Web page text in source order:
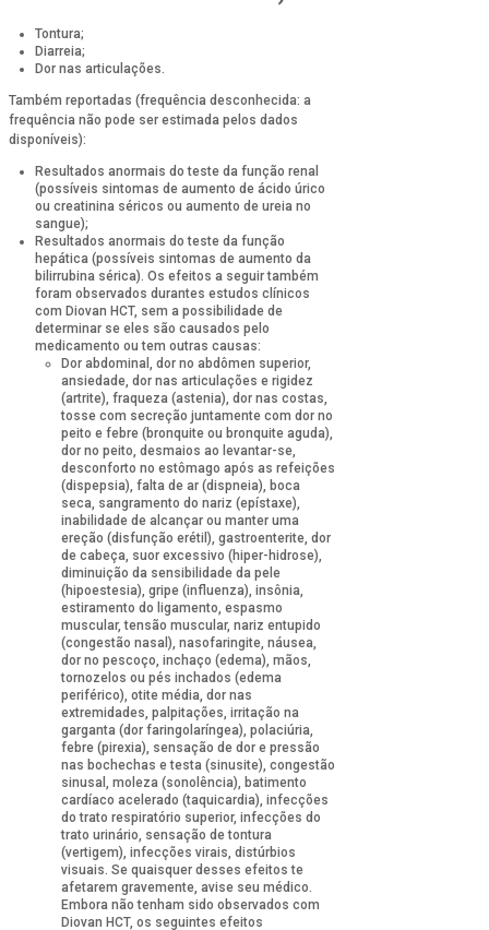
Tontura;
Diarreia;
Dor nas articulações.
Também reportadas (frequência desconhecida: a
frequência não pode ser estimada pelos dados
disponíveis):
Resultados anormais do teste da função renal
(possíveis sintomas de aumento de ácido úrico
ou creatinina séricos ou aumento de ureia no
sangue);
Resultados anormais do teste da função
hepática (possíveis sintomas de aumento da
bilirrubina sérica). Os efeitos a seguir também
foram observados durantes estudos clínicos
com Diovan HCT, sem a possibilidade de
determinar se eles são causados pelo
medicamento ou tem outras causas:
Dor abdominal, dor no abdômen superior,
ansiedade, dor nas articulações e rigidez
(artrite), fraqueza (astenia), dor nas costas,
tosse com secreção juntamente com dor no
peito e febre (bronquite ou bronquite aguda),
dor no peito, desmaios ao levantar-se,
desconforto no estômago após as refeições
(dispepsia), falta de ar (dispneia), boca
seca, sangramento do nariz (epístaxe),
inabilidade de alcançar ou manter uma
ereção (disfunção erétil), gastroenterite, dor
de cabeça, suor excessivo (hiper-hidrose),
diminuição da sensibilidade da pele
(hipoestesia), gripe (influenza), insônia,
estiramento do ligamento, espasmo
muscular, tensão muscular, nariz entupido
(congestão nasal), nasofaringite, náusea,
dor no pescoço, inchaço (edema), mãos,
tornozelos ou pés inchados (edema
periférico), otite média, dor nas
extremidades, palpitações, irritação na
garganta (dor faringolaríngea), polaciúria,
febre (pirexia), sensação de dor e pressão
nas bochechas e testa (sinusite), congestão
sinusal, moleza (sonolência), batimento
cardíaco acelerado (taquicardia), infecções
do trato respiratório superior, infecções do
trato urinário, sensação de tontura
(vertigem), infecções virais, distúrbios
visuais. Se quaisquer desses efeitos te
afetarem gravemente, avise seu médico.
Embora não tenham sido observados com
Diovan HCT, os seguintes efeitos